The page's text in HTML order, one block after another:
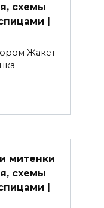
схемы
|
Жакет
митенки
схемы
|